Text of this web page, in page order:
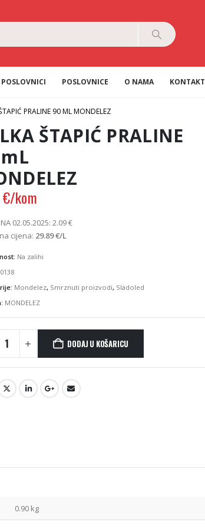
POSLOVNICE O NAMA KONTAKT
PRALINE 90 ML MONDELEZ
ŠTAPIĆ PRALINE
€/kom
NA 02.05.2025: 2.09€
cijena: 29.89€/L
Na zalihi
Mondelez, Smrznuti proizvodi, Sladoled
MONDELEZ
DODAJ U KOŠARICU
0.90 kg